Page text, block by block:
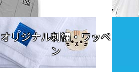
オリジナル刺繍・ワッペ
ン